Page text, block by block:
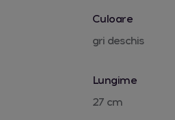
Culoare
gri deschis
Lungime
27 cm